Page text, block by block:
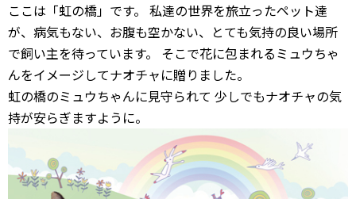
ここは「虹の橋」です。 私達の世界を旅立ったペット達
が、病気もない、お腹も空かない、とても気持の良い場所
で飼い主を待っています。 そこで花に包まれるミュウちゃ
んをイメージしてナオチャに贈りました。
虹の橋のミュウちゃんに見守られて 少しでもナオチャの気
持が安らぎますように。